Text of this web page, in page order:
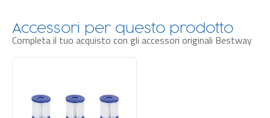
Accessori per questo prodotto
Completa il tuo acquisto con gli accessori originali Bestway